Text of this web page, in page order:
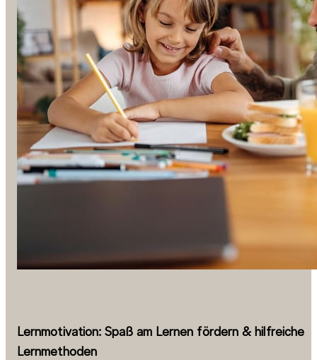
Lernmotivation: Spaß am Lernen fördern & hilfreiche
Lernmethoden